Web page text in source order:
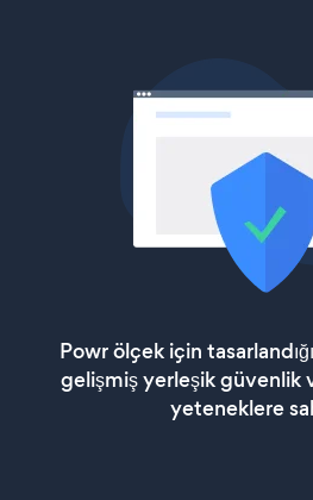
Powr ölçek için
gelişmiş yerleşik güvenlik
yeteneklere